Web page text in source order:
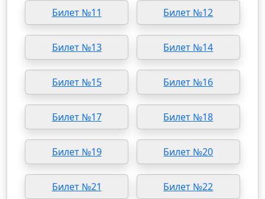
Билет №11 Билет №12
Билет №13 Билет №14
Билет №15 Билет №16
Билет №17 Билет №18
Билет №19 Билет №20
Билет №21 Билет №22